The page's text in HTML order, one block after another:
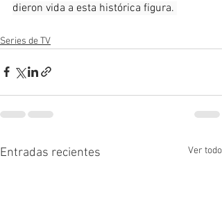
dieron vida a esta histórica figura.
Series de TV
Entradas recientes Ver todo